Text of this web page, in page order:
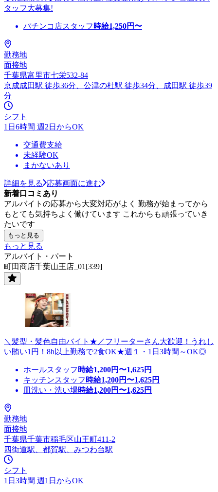
タッフ大募集!
パチンコ店スタッフ 時給1,250円〜
勤務地
面接地
千葉県富里市七栄532-84
京成成田駅 徒歩36分、公津の杜駅 徒歩34分、成田駅 徒歩39
分
シフト
1日6時間 週2日からOK
交通費支給
未経験OK
まかないあり
詳細を見る
応募画面に進む
新着口コミあり
アルバイトの応募から大変対応がよく 勤務が始まってから
もとても気持ちよく働けています これからも頑張っていき
たいです
もっと見る
もっと見る
アルバイト・パート
町田商店千葉山王店_01[339]
＼髪型・髪色自由バイト★／フリーターさん大歓迎！うれし
い賄い1円！8h以上勤務で2食OK★週１・1日3時間～OK◎
ホールスタッフ 時給1,200円〜1,625円
キッチンスタッフ 時給1,200円〜1,625円
皿洗い・洗い場時給1,200円〜1,625円
勤務地
面接地
千葉県千葉市稲毛区山王町411-2
四街道駅、都賀駅、みつわ台駅
シフト
1日3時間 週1日からOK